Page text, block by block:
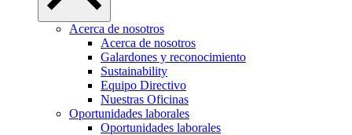
Acerca de nosotros
Acerca de nosotros
Galardones y reconocimiento
Sustainability
Equipo Directivo
Nuestras Oficinas
Oportunidades laborales
Oportunidades laborales